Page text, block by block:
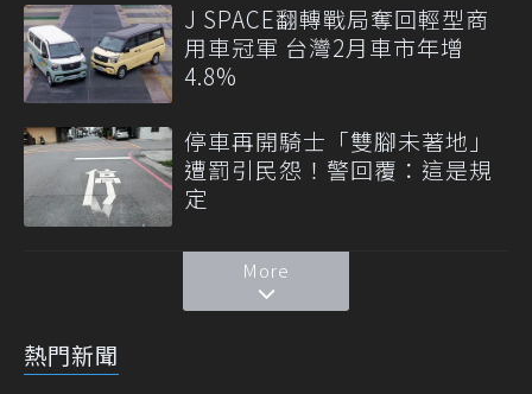
J SPACE翻轉戰局奪回輕型商
用車冠軍 台灣2月車市年增
4.8%
停車再開騎士「雙腳未著地」
遭罰引民怨！警回覆：這是規
定
More
熱門新聞